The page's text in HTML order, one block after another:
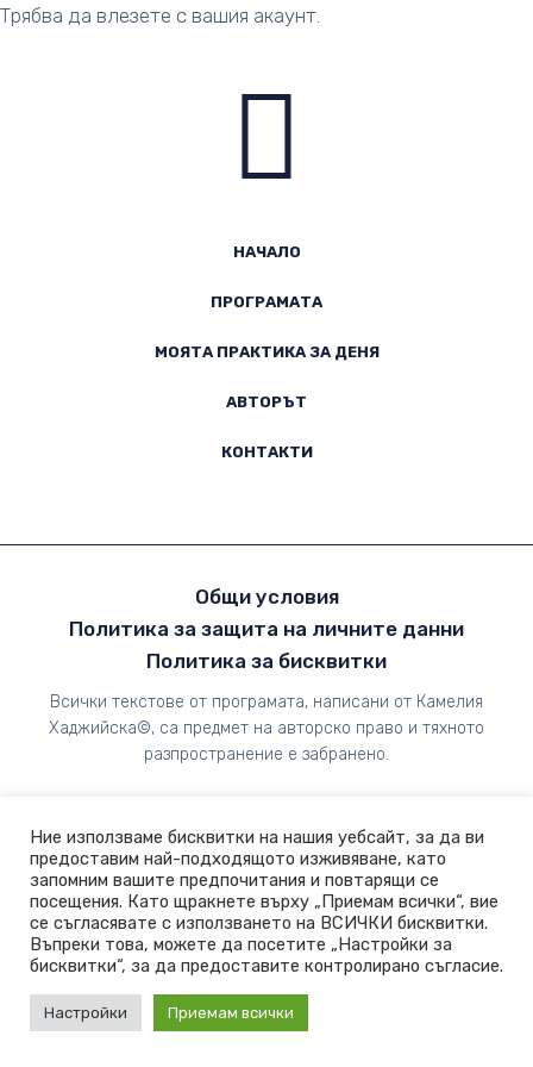
Трябва да влезете с вашия акаунт.
НАЧАЛО
ПРОГРАМАТА
МОЯТА ПРАКТИКА ЗА ДЕНЯ
АВТОРЪТ
КОНТАКТИ
Общи условия
Политика за защита на личните данни
Политика за бисквитки
Всички текстове от програмата, написани от Камелия
Хаджийска©, са предмет на авторско право и тяхното
разпространение е забранено.
Ние използваме бисквитки на нашия уебсайт, за да ви
предоставим най-подходящото изживяване, като
запомним вашите предпочитания и повтарящи се
посещения. Като щракнете върху „Приемам всички“, вие
се съгласявате с използването на ВСИЧКИ бисквитки.
Въпреки това, можете да посетите „Настройки за
бисквитки“, за да предоставите контролирано съгласие.
Настройки Приемам всички